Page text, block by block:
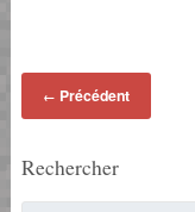
← Précédent
Rechercher